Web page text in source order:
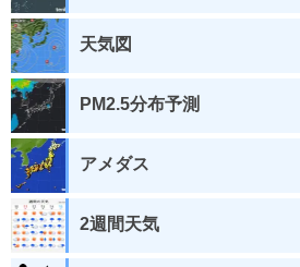
天気図
PM2.5分布予測
アメダス
2週間天気